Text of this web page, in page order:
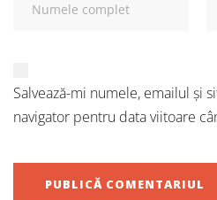
Salvează-mi numele, emailul și
navigator pentru data viitoare